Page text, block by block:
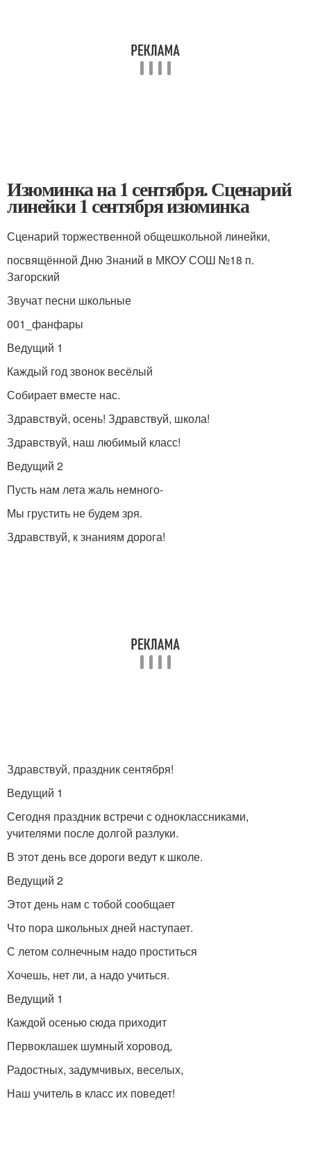
Изюминка на 1 сентября. Сценарий
линейки 1 сентября изюминка
Сценарий торжественной общешкольной линейки,
посвящённой Дню Знаний в МКОУ СОШ №18 п.
Загорский
Звучат песни школьные
001_фанфары
Ведущий 1
Каждый год звонок весёлый
Собирает вместе нас.
Здравствуй, осень! Здравствуй, школа!
Здравствуй, наш любимый класс!
Ведущий 2
Пусть нам лета жаль немного-
Мы грустить не будем зря.
Здравствуй, к знаниям дорога!
Здравствуй, праздник сентября!
Ведущий 1
Сегодня праздник встречи с одноклассниками,
учителями после долгой разлуки.
В этот день все дороги ведут к школе.
Ведущий 2
Этот день нам с тобой сообщает
Что пора школьных дней наступает.
С летом солнечным надо проститься
Хочешь, нет ли, а надо учиться.
Ведущий 1
Каждой осенью сюда приходит
Первоклашек шумный хоровод,
Радостных, задумчивых, веселых,
Наш учитель в класс их поведет!